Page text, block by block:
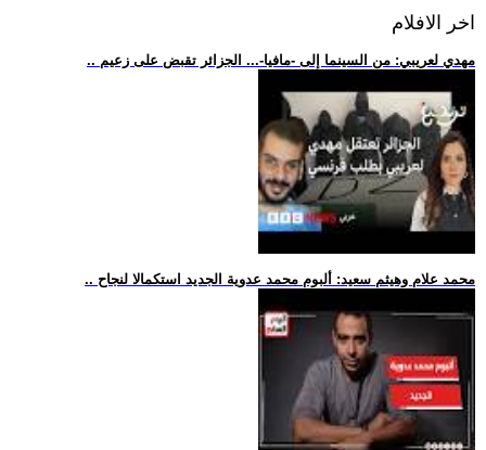
اخر الافلام
.. مهدي لعريبي: من السينما إلى -مافيا-... الجزائر تقبض على زعيم
.. محمد علام وهيثم سعيد: ألبوم محمد عدوية الجديد استكمالا لنجاح